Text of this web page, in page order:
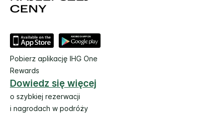
Pobierz aplikację IHG One
Rewards
Dowiedz się więcej
o szybkiej rezerwacji
i nagrodach w podróży